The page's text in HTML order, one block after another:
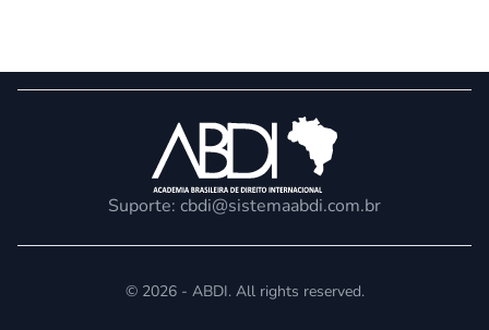
Suporte: cbdi@sistemaabdi.com.br
© 2026 - ABDI. All rights reserved.